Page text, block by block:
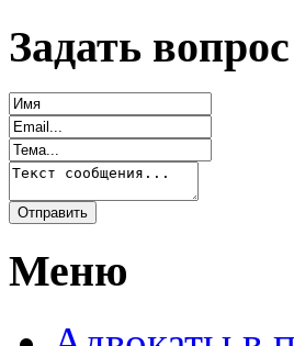
Задать вопрос
Меню